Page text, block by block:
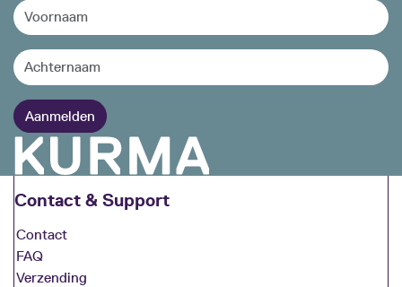
Contact & Support
Contact
FAQ
Verzending